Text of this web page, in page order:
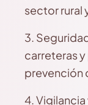
sector rural
3.
carreteras y
prevención
4.